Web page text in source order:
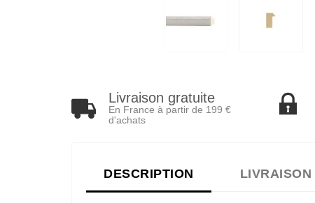
Livraison gratuite
En France à partir de 199 €
d'achats
DESCRIPTION LIVRAISON